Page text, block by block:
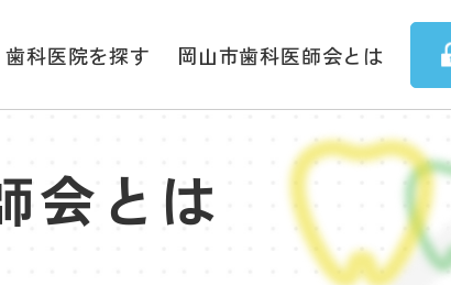
歯科医院を探す 岡山市歯科医師会とは
会とは